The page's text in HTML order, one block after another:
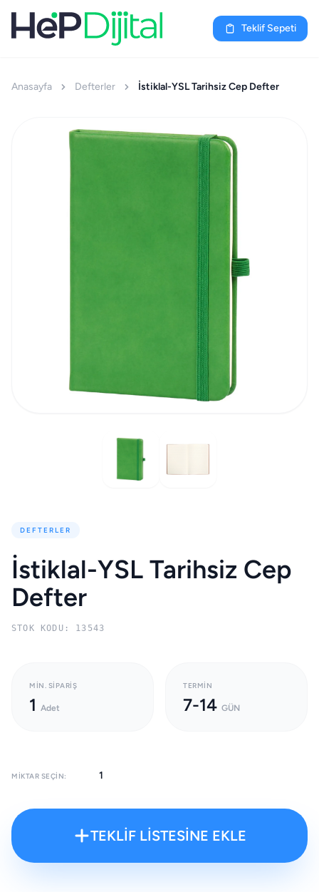
Teklif Sepeti
Anasayfa Defterler İstiklal-YSL Tarihsiz Cep Defter
DEFTERLER
İstiklal-YSL Tarihsiz Cep
Defter
STOK KODU: 13543
MIN. SIPARIŞ
1 Adet
TERMIN
7-14 GÜN
MIKTAR SEÇIN:
TEKLİF LİSTESİNE EKLE